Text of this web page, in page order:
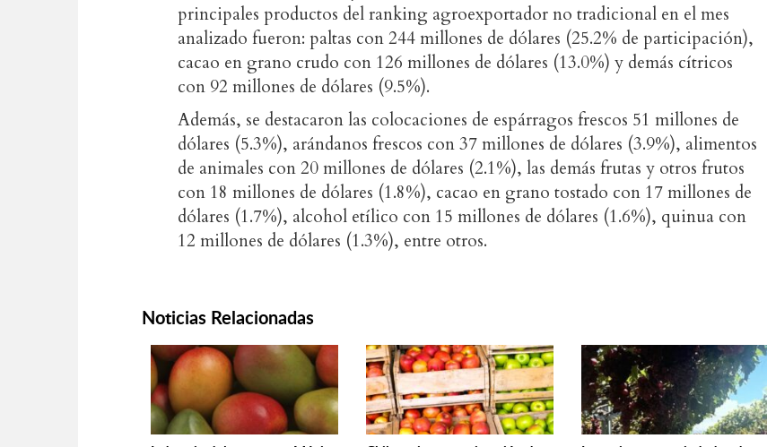
principales productos del ranking agroexportador no tradicional en el mes
analizado fueron: paltas con 244 millones de dólares (25.2% de participación),
cacao en grano crudo con 126 millones de dólares (13.0%) y demás cítricos
con 92 millones de dólares (9.5%).
Además, se destacaron las colocaciones de espárragos frescos 51 millones de
dólares (5.3%), arándanos frescos con 37 millones de dólares (3.9%), alimentos
de animales con 20 millones de dólares (2.1%), las demás frutas y otros frutos
con 18 millones de dólares (1.8%), cacao en grano tostado con 17 millones de
dólares (1.7%), alcohol etílico con 15 millones de dólares (1.6%), quinua con
12 millones de dólares (1.3%), entre otros.
Noticias Relacionadas